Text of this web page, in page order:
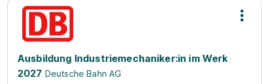
Ausbildung Industriemechaniker:in im Werk
2027 Deutsche Bahn AG